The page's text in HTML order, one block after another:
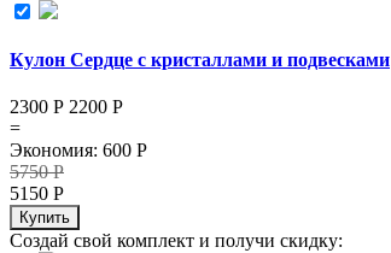
Кулон Сердце с кристаллами и подвесками
2300 Р 2200 Р
=
Экономия: 600 Р
5750Р
5150 Р
Купить
Создай свой комплект и получи скидку: